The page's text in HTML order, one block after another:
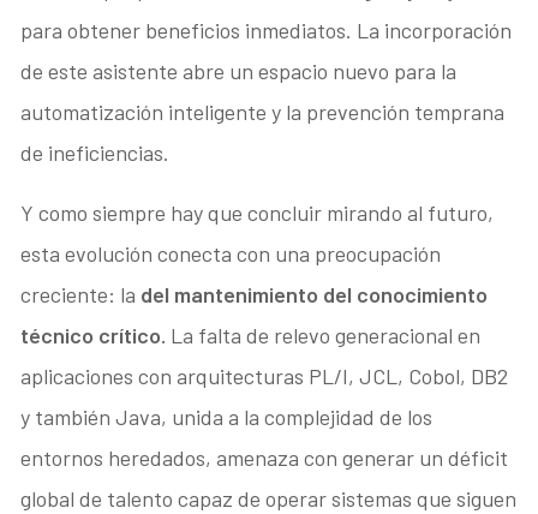
para obtener beneficios inmediatos. La incorporación
de este asistente abre un espacio nuevo para la
automatización inteligente y la prevención temprana
de ineficiencias.
Y como siempre hay que concluir mirando al futuro,
esta evolución conecta con una preocupación
creciente: la del mantenimiento del conocimiento
técnico crítico. La falta de relevo generacional en
aplicaciones con arquitecturas PL/I, JCL, Cobol, DB2
y también Java, unida a la complejidad de los
entornos heredados, amenaza con generar un déficit
global de talento capaz de operar sistemas que siguen